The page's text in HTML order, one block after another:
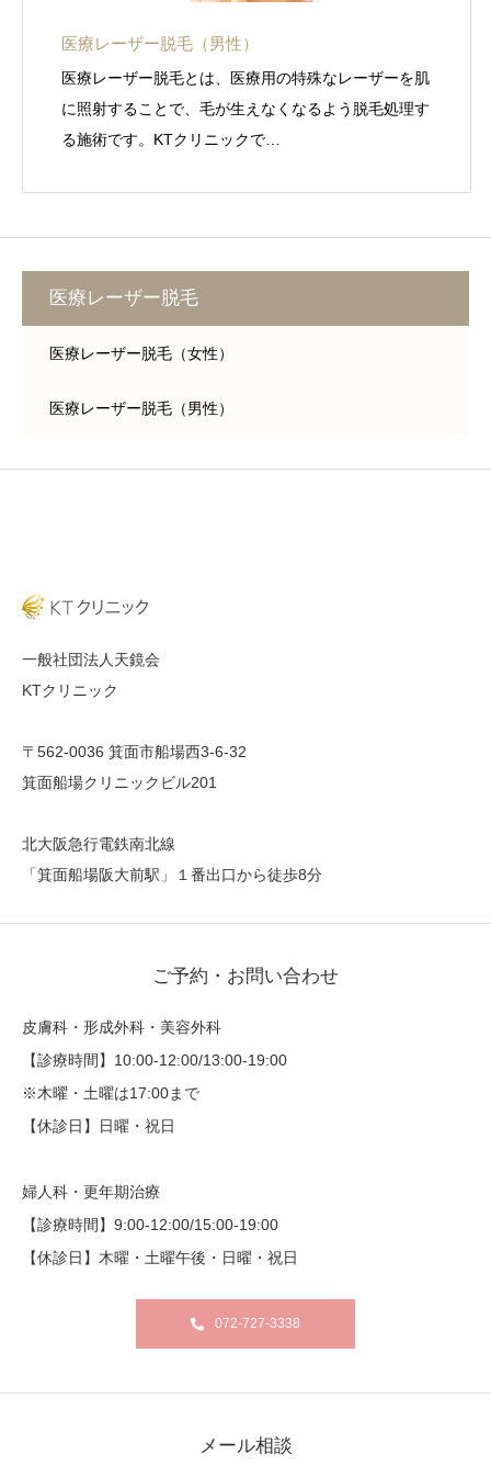
医療レーザー脱毛（男性）
医療レーザー脱毛とは、医療用の特殊なレーザーを肌
に照射することで、毛が生えなくなるよう脱毛処理す
る施術です。KTクリニックで…
医療レーザー脱毛
医療レーザー脱毛（女性）
医療レーザー脱毛（男性）
一般社団法人天鏡会
KTクリニック
〒562-0036 箕面市船場西3-6-32
箕面船場クリニックビル201
北大阪急行電鉄南北線
「箕面船場阪大前駅」１番出口から徒歩8分
ご予約・お問い合わせ
皮膚科・形成外科・美容外科
【診療時間】10:00-12:00/13:00-19:00
※木曜・土曜は17:00まで
【休診日】日曜・祝日
婦人科・更年期治療
【診療時間】9:00-12:00/15:00-19:00
【休診日】木曜・土曜午後・日曜・祝日
072-727-3338
メール相談